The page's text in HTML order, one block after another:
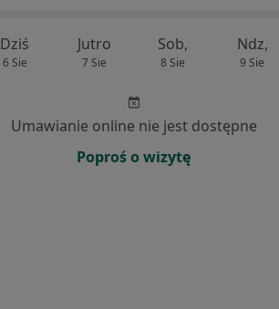
Dziś
6 Sie
Jutro
7 Sie
Sob,
8 Sie
Ndz,
9 Sie
Umawianie online nie jest dostępne
Poproś o wizytę